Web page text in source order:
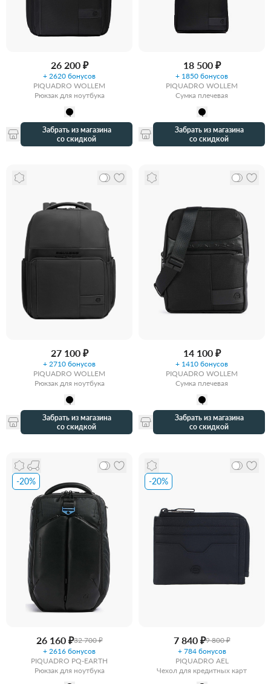
26 200 ₽
+ 2620 бонусов
PIQUADRO WOLLEM
Рюкзак для ноутбука
Забрать из магазина
со скидкой
18 500 ₽
+ 1850 бонусов
PIQUADRO WOLLEM
Сумка плечевая
Забрать из магазина
со скидкой
27 100 ₽
+ 2710 бонусов
PIQUADRO WOLLEM
Рюкзак для ноутбука
Забрать из магазина
со скидкой
14 100 ₽
+ 1410 бонусов
PIQUADRO WOLLEM
Сумка плечевая
Забрать из магазина
со скидкой
-20%
26 160 ₽32 700 ₽
+ 2616 бонусов
PIQUADRO PQ-EARTH
Рюкзак для ноутбука
-20%
7 840 ₽9 800 ₽
+ 784 бонусов
PIQUADRO AEL
Чехол для кредитных карт